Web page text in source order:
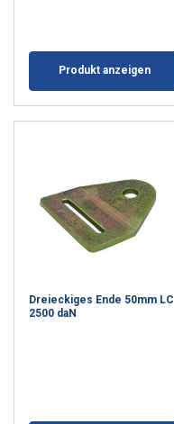
Produkt anzeigen
Dreieckiges Ende 50mm LC
2500 daN